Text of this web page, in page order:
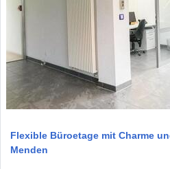
Flexible Büroetage mit Charme
Menden